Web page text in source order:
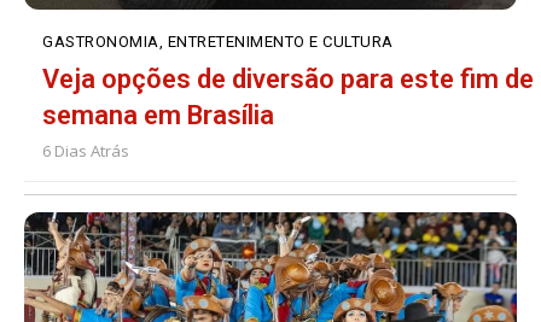
GASTRONOMIA, ENTRETENIMENTO E CULTURA
Veja opções de diversão para este fim de
semana em Brasília
6 Dias Atrás